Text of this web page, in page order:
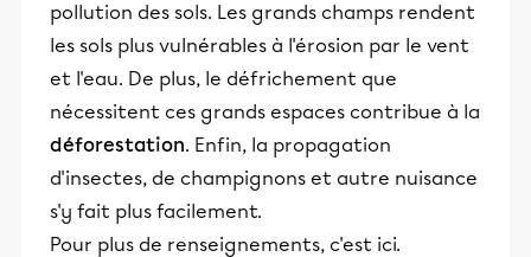
pollution des sols. Les grands champs rendent
les sols plus vulnérables à l'érosion par le vent
et l'eau. De plus, le défrichement que
nécessitent ces grands espaces contribue à la
déforestation. Enfin, la propagation
d'insectes, de champignons et autre nuisance
s'y fait plus facilement.
Pour plus de renseignements, c'est ici.